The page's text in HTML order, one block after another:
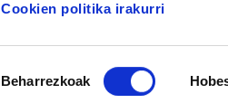
Cookien politika irakurri
hautatzea
Beharrezkoak